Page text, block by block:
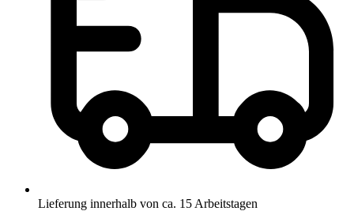
Lieferung innerhalb von ca. 15 Arbeitstagen